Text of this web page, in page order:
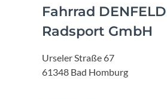
Fahrrad DENFELD
Radsport GmbH
Urseler Straße 67
61348 Bad Homburg